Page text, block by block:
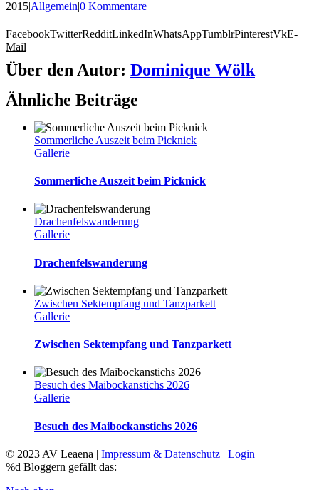
2015|Allgemein|0 Kommentare
FacebookTwitterRedditLinkedInWhatsAppTumblrPinterestVkE-
Mail
Über den Autor: Dominique Wölk
Ähnliche Beiträge
Sommerliche Auszeit beim Picknick
Gallerie
Sommerliche Auszeit beim Picknick
Drachenfelswanderung
Gallerie
Drachenfelswanderung
Zwischen Sektempfang und Tanzparkett
Gallerie
Zwischen Sektempfang und Tanzparkett
Besuch des Maibockanstichs 2026
Gallerie
Besuch des Maibockanstichs 2026
© 2023 AV Leaena | Impressum & Datenschutz | Login
%d Bloggern gefällt das: